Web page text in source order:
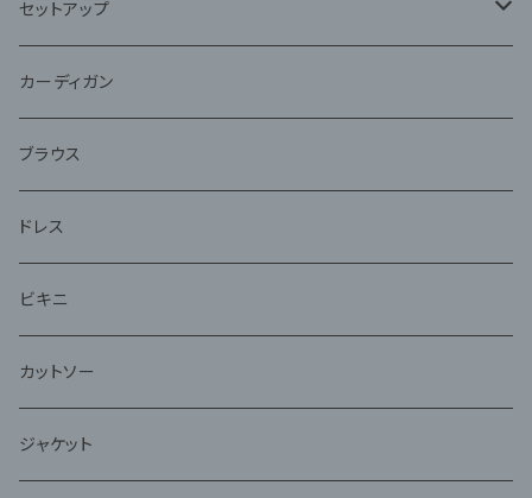
セットアップ
ジャケット
アンサンブル
カーディガン
ブラウス
ドレス
ビキニ
カットソー
ジャケット